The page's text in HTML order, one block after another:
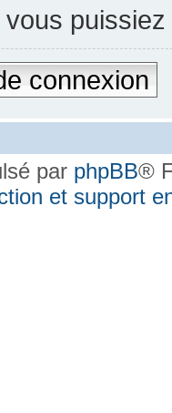
connexion
par phpBB®
et support